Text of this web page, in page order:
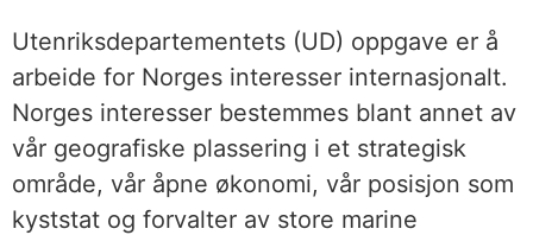
Utenriksdepartementets (UD) oppgave er å
arbeide for Norges interesser internasjonalt.
Norges interesser bestemmes blant annet av
vår geografiske plassering i et strategisk
område, vår åpne økonomi, vår posisjon som
kyststat og forvalter av store marine